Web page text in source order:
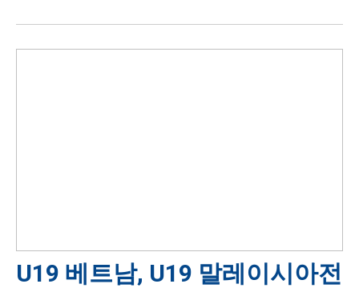
U19 베트남, U19 말레이시아전